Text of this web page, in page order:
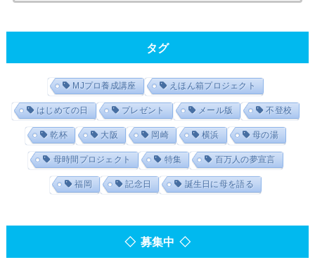
タグ
MJプロ養成講座 えほん箱プロジェクト
はじめての日 プレゼント メール版 不登校
乾杯 大阪 岡崎 横浜 母の湯
母時間プロジェクト 特集 百万人の夢宣言
福岡 記念日 誕生日に母を語る
◇ 募集中 ◇